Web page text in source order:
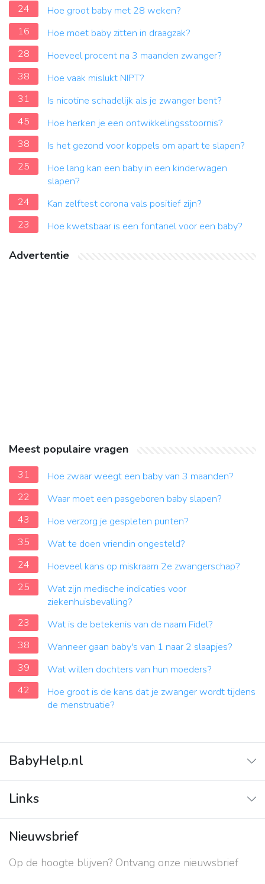
24
Hoe groot baby met 28 weken?
16
Hoe moet baby zitten in draagzak?
28
Hoeveel procent na 3 maanden zwanger?
38
Hoe vaak mislukt NIPT?
31
Is nicotine schadelijk als je zwanger bent?
45
Hoe herken je een ontwikkelingsstoornis?
38
Is het gezond voor koppels om apart te slapen?
25
Hoe lang kan een baby in een kinderwagen
slapen?
24
Kan zelftest corona vals positief zijn?
23
Hoe kwetsbaar is een fontanel voor een baby?
Advertentie
Meest populaire vragen
31
Hoe zwaar weegt een baby van 3 maanden?
22
Waar moet een pasgeboren baby slapen?
43
Hoe verzorg je gespleten punten?
35
Wat te doen vriendin ongesteld?
24
Hoeveel kans op miskraam 2e zwangerschap?
25
Wat zijn medische indicaties voor
ziekenhuisbevalling?
23
Wat is de betekenis van de naam Fidel?
38
Wanneer gaan baby's van 1 naar 2 slaapjes?
39
Wat willen dochters van hun moeders?
42
Hoe groot is de kans dat je zwanger wordt tijdens
de menstruatie?
BabyHelp.nl
Vraag & Antwoord
Links
Contact
Over ons
Nieuwsbrief
Op de hoogte blijven? Ontvang onze nieuwsbrief